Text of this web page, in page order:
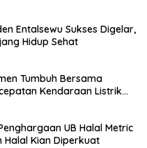
Entalsewu Sukses Digelar,
Hidup Sehat
Tumbuh Bersama
Kendaraan Listrik
UB Halal Metric
Halal Kian Diperkuat